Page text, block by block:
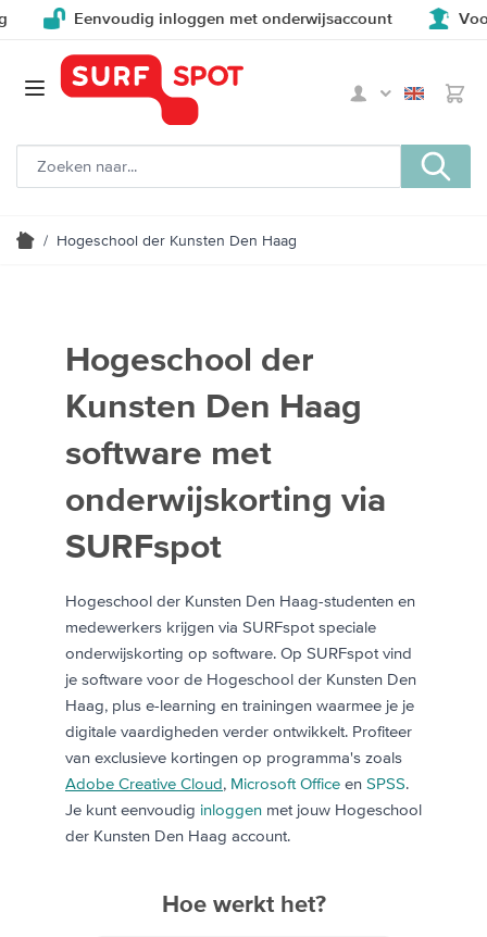
Eenvoudig inloggen met onderwijsaccount Voor
/ Hogeschool der Kunsten Den Haag
Hogeschool der
Kunsten Den Haag
software met
onderwijskorting via
SURFspot
Hogeschool der Kunsten Den Haag-studenten en
medewerkers krijgen via SURFspot speciale
onderwijskorting op software. Op SURFspot vind
je software voor de Hogeschool der Kunsten Den
Haag, plus e-learning en trainingen waarmee je je
digitale vaardigheden verder ontwikkelt. Profiteer
van exclusieve kortingen op programma's zoals
Adobe Creative Cloud, Microsoft Office en SPSS.
Je kunt eenvoudig inloggen met jouw Hogeschool
der Kunsten Den Haag account.
Hoe werkt het?